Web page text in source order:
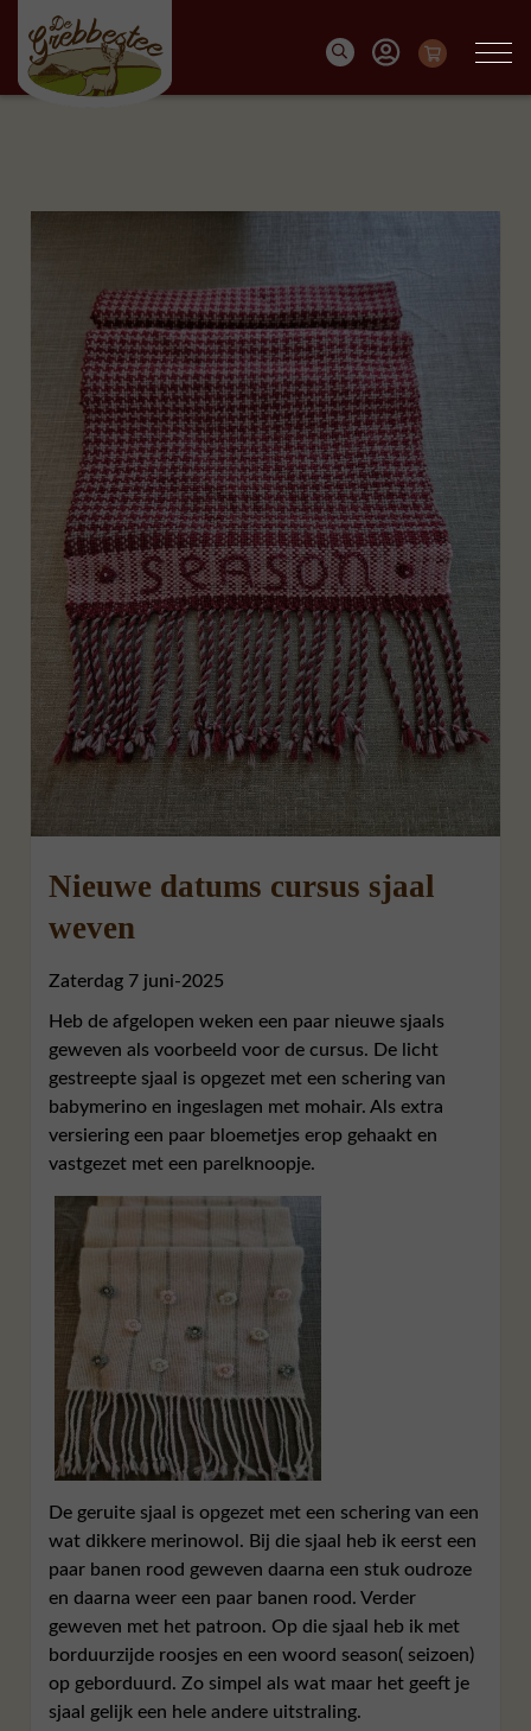
Nieuwe datums cursus sjaal
weven
Zaterdag 7 juni-2025
Heb de afgelopen weken een paar nieuwe sjaals
geweven als voorbeeld voor de cursus. De licht
gestreepte sjaal is opgezet met een schering van
babymerino en ingeslagen met mohair. Als extra
versiering een paar bloemetjes erop gehaakt en
vastgezet met een parelknoopje.
De geruite sjaal is opgezet met een schering van een
wat dikkere merinowol. Bij die sjaal heb ik eerst een
paar banen rood geweven daarna een stuk oudroze
en daarna weer een paar banen rood. Verder
geweven met het patroon. Op die sjaal heb ik met
borduurzijde roosjes en een woord season( seizoen)
op geborduurd. Zo simpel als wat maar het geeft je
sjaal gelijk een hele andere uitstraling.